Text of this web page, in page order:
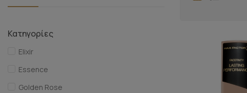
Κατηγορίες
Elixir
Essence
Golden Rose